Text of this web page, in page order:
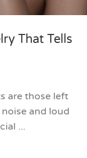
That Tells
are those left
and loud
...